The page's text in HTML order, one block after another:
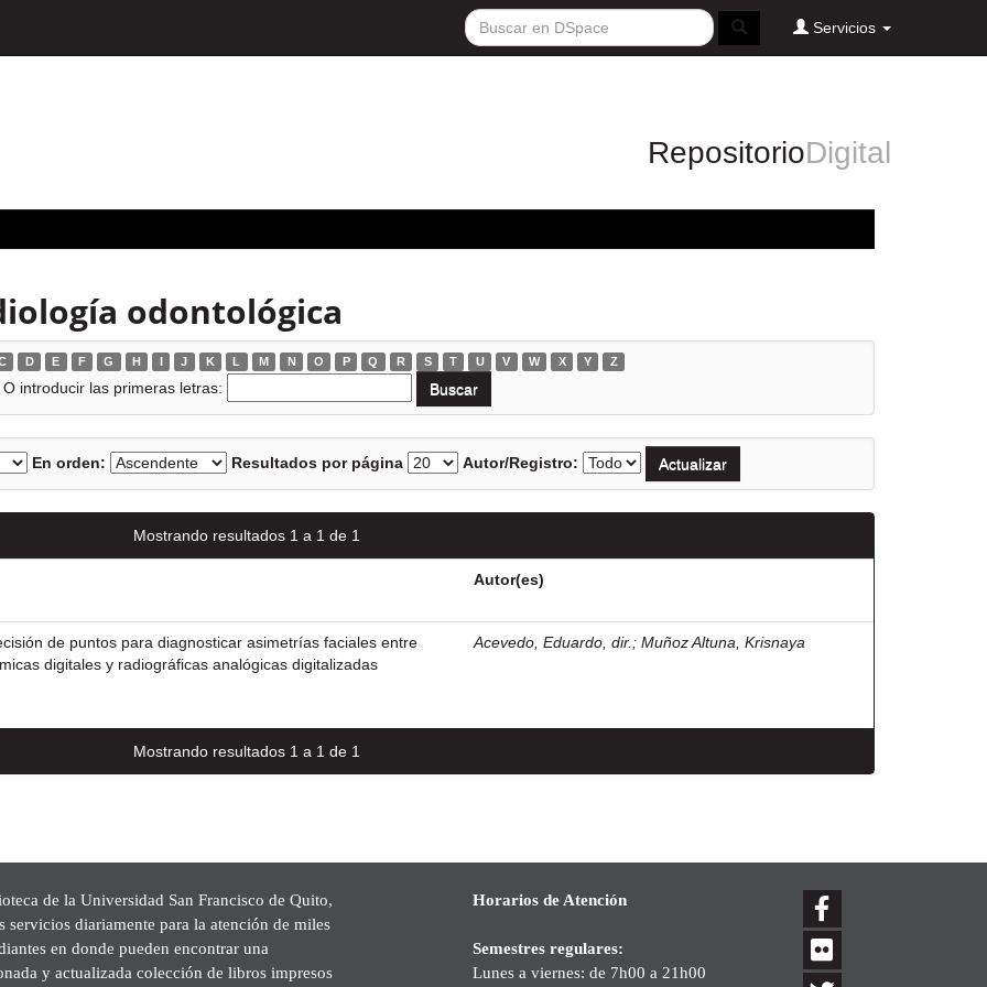
Servicios
RepositorioDigital
odontológica
D E F G H I J K L M N O P Q R S T U V W X Y Z
O introducir las primeras letras:
En orden: Resultados por página Autor/Registro:
Mostrando resultados 1 a 1 de 1
Autor(es)
de puntos para diagnosticar asimetrías faciales entre
digitales y radiográficas analógicas digitalizadas
Acevedo, Eduardo, dir. ; Muñoz Altuna, Krisnaya
Mostrando resultados 1 a 1 de 1
de la Universidad San Francisco de Quito,
servicios diariamente para la atención de miles
en donde pueden encontrar una
y actualizada colección de libros impresos
Horarios de Atención
Semestres regulares:
Lunes a viernes: de 7h00 a 21h00